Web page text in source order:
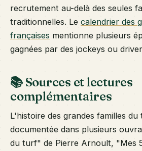
recrutement au-delà des seules
traditionnelles. Le calendrier des
françaises mentionne plusieurs
gagnées par des jockeys ou
📚 Sources et lectures
complémentaires
L'histoire des grandes familles
documentée dans plusieurs
du turf" de Pierre Arnoult, "Mes